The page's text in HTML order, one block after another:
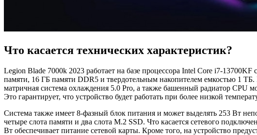
Что касается технических характеристик?
Legion Blade 7000k 2023 работает на базе процессора Intel Core i7-
памяти, 16 ГБ памяти DDR5 и твердотельным накопителем емкостью 1
матричная система охлаждения 5.0 Pro, а также башенный радиатор CPU
Это гарантирует, что устройство будет работать при более низкой
Система также имеет 8-фазный блок питания и может выделять 253 Вт
четыре слота памяти и два слота M.2 SSD. Что касается сетевого
Вт обеспечивает питание сетевой карты. Кроме того, на устройство